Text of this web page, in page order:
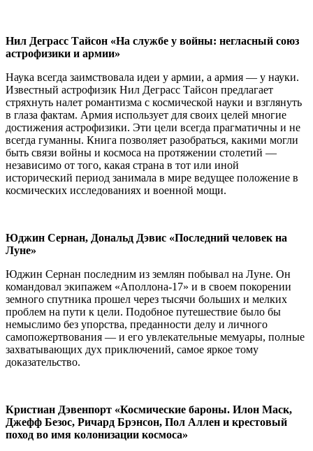
Нил Деграсс Тайсон «На службе у войны: негласный союз
астрофизики и армии»
Наука всегда заимствовала идеи у армии, а армия — у науки.
Известный астрофизик Нил Деграсс Тайсон предлагает
стряхнуть налет романтизма с космической науки и взглянуть
в глаза фактам. Армия использует для своих целей многие
достижения астрофизики. Эти цели всегда прагматичны и не
всегда гуманны. Книга позволяет разобраться, какими могли
быть связи войны и космоса на протяжении столетий —
независимо от того, какая страна в тот или иной
исторический период занимала в мире ведущее положение в
космических исследованиях и военной мощи.
Юджин Сернан, Дональд Дэвис «Последний человек на
Луне»
Юджин Сернан последним из землян побывал на Луне. Он
командовал экипажем «Аполлона-17» и в своем покорении
земного спутника прошел через тысячи больших и мелких
проблем на пути к цели. Подобное путешествие было бы
немыслимо без упорства, преданности делу и личного
самопожертвования — и его увлекательные мемуары, полные
захватывающих дух приключений, самое яркое тому
доказательство.
Кристиан Дэвенпорт «Космические бароны. Илон Маск,
Джефф Безос, Ричард Брэнсон, Пол Аллен и крестовый
поход во имя колонизации космоса»